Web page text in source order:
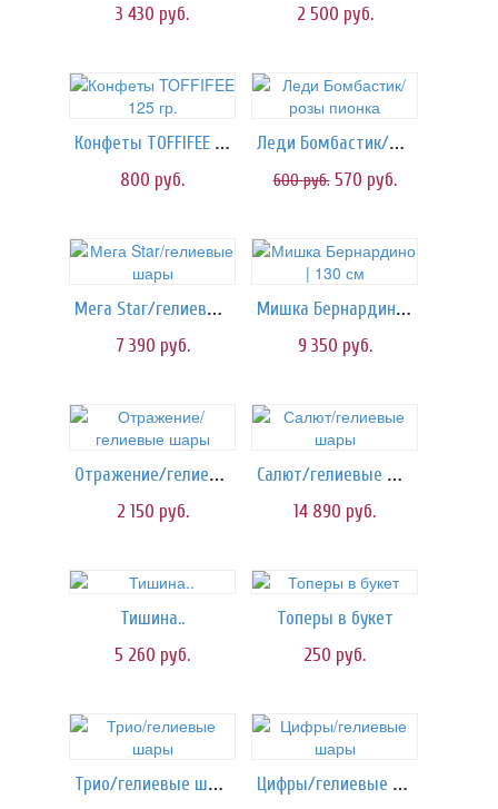
3 430 руб.
2 500 руб.
Конфеты TOFFIFEE 125 гр.
800 руб.
Леди Бомбастик/розы пионка
600руб. 570 руб.
Мега Star/гелиевые шары
7 390 руб.
Мишка Бернардино | 130 см
9 350 руб.
Отражение/гелиевые шары
2 150 руб.
Салют/гелиевые шары
14 890 руб.
Тишина..
5 260 руб.
Топеры в букет
250 руб.
Трио/гелиевые шары Цифры/гелиевые шары